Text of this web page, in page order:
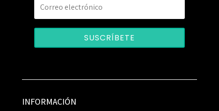
SUSCRÍBETE
INFORMACIÓN